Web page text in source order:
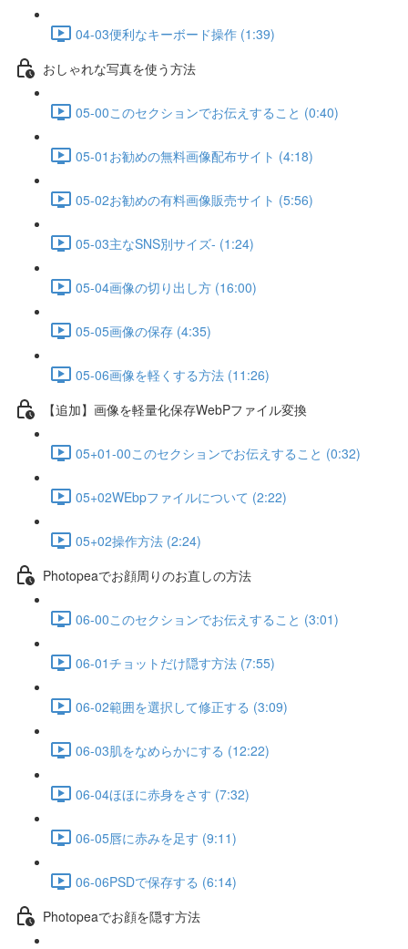
04-03便利なキーボード操作 (1:39)
おしゃれな写真を使う方法
05-00このセクションでお伝えすること (0:40)
05-01お勧めの無料画像配布サイト (4:18)
05-02お勧めの有料画像販売サイト (5:56)
05-03主なSNS別サイズ- (1:24)
05-04画像の切り出し方 (16:00)
05-05画像の保存 (4:35)
05-06画像を軽くする方法 (11:26)
【追加】画像を軽量化保存WebPファイル変換
05+01-00このセクションでお伝えすること (0:32)
05+02WEbpファイルについて (2:22)
05+02操作方法 (2:24)
Photopeaでお顔周りのお直しの方法
06-00このセクションでお伝えすること (3:01)
06-01チョットだけ隠す方法 (7:55)
06-02範囲を選択して修正する (3:09)
06-03肌をなめらかにする (12:22)
06-04ほほに赤身をさす (7:32)
06-05唇に赤みを足す (9:11)
06-06PSDで保存する (6:14)
Photopeaでお顔を隠す方法